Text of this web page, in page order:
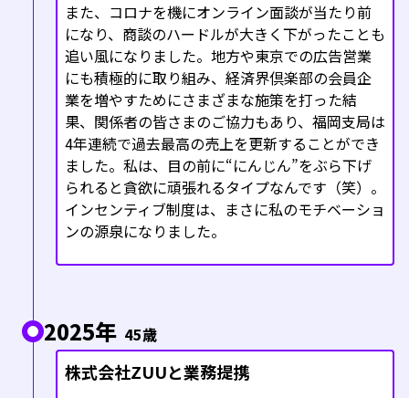
また、コロナを機にオンライン面談が当たり前
になり、商談のハードルが大きく下がったことも
追い風になりました。地方や東京での広告営業
にも積極的に取り組み、経済界倶楽部の会員企
業を増やすためにさまざまな施策を打った結
果、関係者の皆さまのご協力もあり、福岡支局は
4年連続で過去最高の売上を更新することができ
ました。私は、目の前に“にんじん”をぶら下げ
られると貪欲に頑張れるタイプなんです（笑）。
インセンティブ制度は、まさに私のモチベーショ
ンの源泉になりました。
2025年 45歳
株式会社ZUUと業務提携